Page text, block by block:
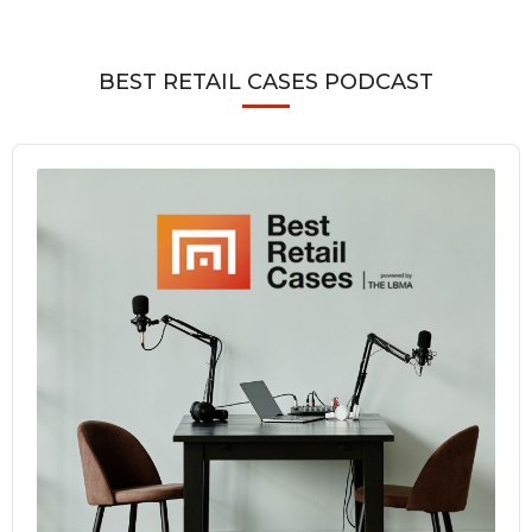
BEST RETAIL CASES PODCAST
Audio
Player